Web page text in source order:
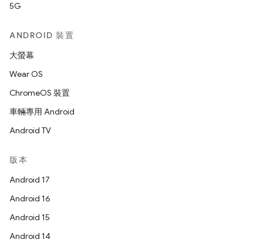
5G
ANDROID 裝置
大螢幕
Wear OS
ChromeOS 裝置
車輛專用 Android
Android TV
版本
Android 17
Android 16
Android 15
Android 14